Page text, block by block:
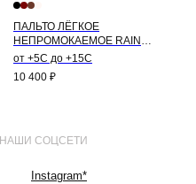
ПАЛЬТО ЛЁГКОЕ
НЕПРОМОКАЕМОЕ RAIN
(БОРДО)
от +5С до +15С
10 400 ₽
НАШИ СОЦСЕТИ
Instagram*